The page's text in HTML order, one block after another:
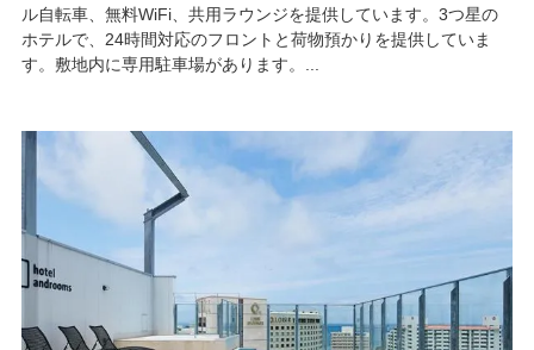
ル自転車、無料WiFi、共用ラウンジを提供しています。3つ星の
ホテルで、24時間対応のフロントと荷物預かりを提供していま
す。敷地内に専用駐車場があります。...